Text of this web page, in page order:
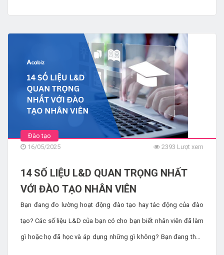
thành công, đồng thời mang lại lợi ích bổ sung là cải thiện khả
năng giữ chân và gắn kết nhân viên.
Đào tạo
16/05/2025
2393 Lượt xem
14 SỐ LIỆU L&D QUAN TRỌNG NHẤT
VỚI ĐÀO TẠO NHÂN VIÊN
Bạn đang đo lường hoạt động đào tạo hay tác động của đào
tạo? Các số liệu L&D của bạn có cho bạn biết nhân viên đã làm
gì hoặc họ đã học và áp dụng những gì không? Bạn đang theo